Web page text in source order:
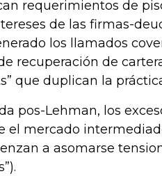
requerimientos de
de las firmas-
los llamados
recuperación de
que duplican la
pos-Lehman, los
el mercado
a asomarse